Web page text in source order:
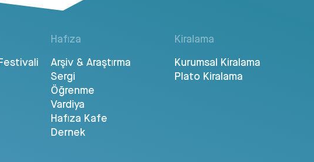
Hafıza
Arşiv & Araştırma
Sergi
Öğrenme
Vardiya
Hafıza Kafe
Dernek
Kiralama
Kurumsal Kiralama
Plato Kiralama